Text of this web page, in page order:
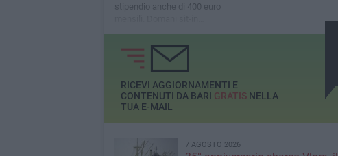
stipendio anche di 400 euro
RICEVI AGGIORNAMENTI E
CONTENUTI DA BARI GRATISNELLA
TUA E-MAIL
7 AGOSTO 2026